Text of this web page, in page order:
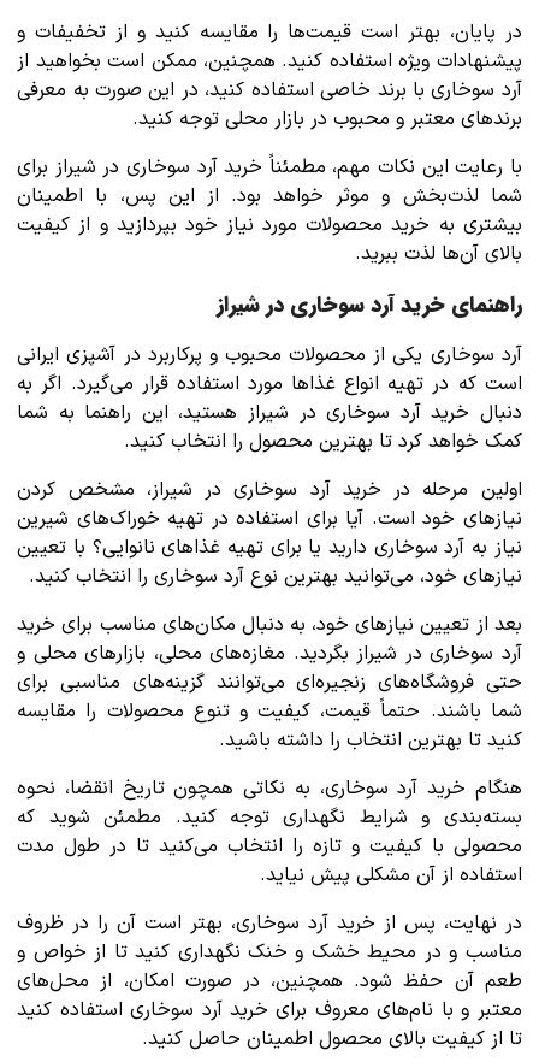
در پایان، بهتر است قیمت‌ها را مقایسه کنید و از تخفیفات و
پیشنهادات ویژه استفاده کنید. همچنین، ممکن است بخواهید از
آرد سوخاری با برند خاصی استفاده کنید، در این صورت به معرفی
برندهای معتبر و محبوب در بازار محلی توجه کنید.
با رعایت این نکات مهم، مطمئناً خرید آرد سوخاری در شیراز برای
شما لذت‌بخش و موثر خواهد بود. از این پس، با اطمینان
بیشتری به خرید محصولات مورد نیاز خود بپردازید و از کیفیت
بالای آن‌ها لذت ببرید.
راهنمای خرید آرد سوخاری در شیراز
آرد سوخاری یکی از محصولات محبوب و پرکاربرد در آشپزی ایرانی
است که در تهیه انواع غذاها مورد استفاده قرار می‌گیرد. اگر به
دنبال خرید آرد سوخاری در شیراز هستید، این راهنما به شما
کمک خواهد کرد تا بهترین محصول را انتخاب کنید.
اولین مرحله در خرید آرد سوخاری در شیراز، مشخص کردن
نیازهای خود است. آیا برای استفاده در تهیه خوراک‌های شیرین
نیاز به آرد سوخاری دارید یا برای تهیه غذاهای نانوایی؟ با تعیین
نیازهای خود، می‌توانید بهترین نوع آرد سوخاری را انتخاب کنید.
بعد از تعیین نیازهای خود، به دنبال مکان‌های مناسب برای خرید
آرد سوخاری در شیراز بگردید. مغازه‌های محلی، بازارهای محلی و
حتی فروشگاه‌های زنجیره‌ای می‌توانند گزینه‌های مناسبی برای
شما باشند. حتماً قیمت، کیفیت و تنوع محصولات را مقایسه
کنید تا بهترین انتخاب را داشته باشید.
هنگام خرید آرد سوخاری، به نکاتی همچون تاریخ انقضا، نحوه
بسته‌بندی و شرایط نگهداری توجه کنید. مطمئن شوید که
محصولی با کیفیت و تازه را انتخاب می‌کنید تا در طول مدت
استفاده از آن مشکلی پیش نیاید.
در نهایت، پس از خرید آرد سوخاری، بهتر است آن را در ظروف
مناسب و در محیط خشک و خنک نگهداری کنید تا از خواص و
طعم آن حفظ شود. همچنین، در صورت امکان، از محل‌های
معتبر و با نام‌های معروف برای خرید آرد سوخاری استفاده کنید
تا از کیفیت بالای محصول اطمینان حاصل کنید.